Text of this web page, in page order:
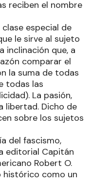
reciben el nombre
especial de
le sirve al sujeto
inclinación que, a
comparar el
la suma de todas
todas las
La pasión,
libertad. Dicho de
sobre los sujetos
del fascismo,
editorial Capitán
Robert O.
histórico como un